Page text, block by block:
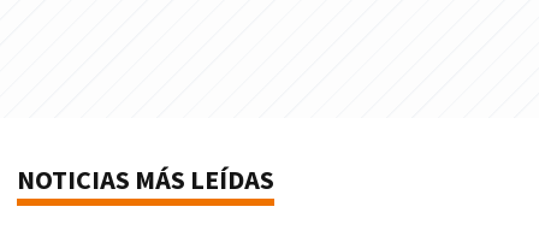
NOTICIAS MÁS LEÍDAS